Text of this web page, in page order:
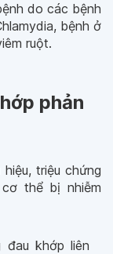
do các bệnh
bệnh ở
ruột.
phản
triệu chứng
thể bị nhiễm
khớp liên